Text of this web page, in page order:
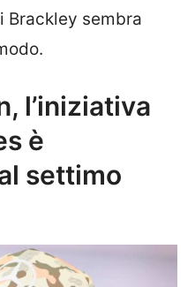
Brackley sembra
l’iniziativa
è
settimo